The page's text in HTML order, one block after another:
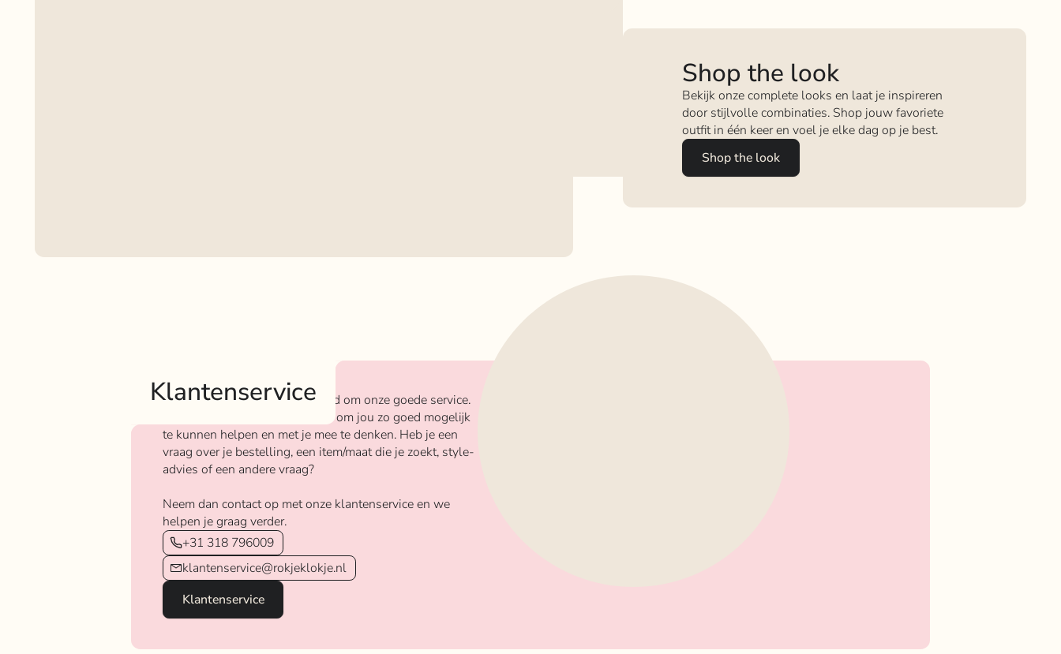
Shop the look
Bekijk onze complete looks en laat je inspireren
door stijlvolle combinaties. Shop jouw favoriete
outfit in één keer en voel je elke dag op je best.
Shop the look
Klantenservice
Bij Rokjeklokje staan we bekend om onze goede service.
We vinden het super belangrijk om jou zo goed mogelijk
te kunnen helpen en met je mee te denken. Heb je een
vraag over je bestelling, een item/maat die je zoekt, style-
advies of een andere vraag?
Neem dan contact op met onze klantenservice en we
helpen je graag verder.
+31 318 796009
klantenservice@rokjeklokje.nl
Klantenservice